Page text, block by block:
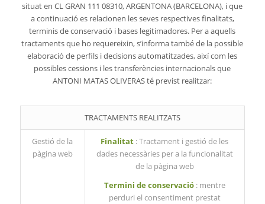
situat en CL GRAN 111 08310, ARGENTONA (BARCELONA), i que
a continuació es relacionen les seves respectives finalitats,
terminis de conservació i bases legitimadores. Per a aquells
tractaments que ho requereixin, s’informa també de la possible
elaboració de perfils i decisions automatitzades, així com les
possibles cessions i les transferències internacionals que
ANTONI MATAS OLIVERAS té previst realitzar:
TRACTAMENTS REALITZATS
Gestió de la
pàgina web
Finalitat : Tractament i gestió de les
dades necessàries per a la funcionalitat
de la pàgina web
Termini de conservació : mentre
perduri el consentiment prestat